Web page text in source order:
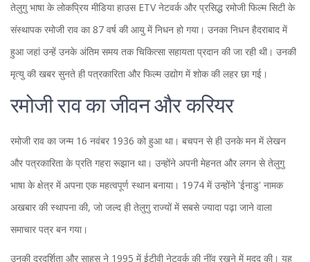
तेलुगु भाषा के लोकप्रिय मीडिया हाउस ETV नेटवर्क और प्रसिद्ध रमोजी फिल्म सिटी के
संस्थापक रमोजी राव का 87 वर्ष की आयु में निधन हो गया। उनका निधन हैदराबाद में
हुआ जहां उन्हें उनके अंतिम समय तक चिकित्सा सहायता प्रदान की जा रही थी। उनकी
मृत्यु की खबर सुनते ही पत्रकारिता और फिल्म उद्योग में शोक की लहर छा गई।
रमोजी राव का जीवन और करियर
रमोजी राव का जन्म 16 नवंबर 1936 को हुआ था। बचपन से ही उनके मन में लेखन
और पत्रकारिता के प्रति गहरा रूझान था। उन्होंने अपनी मेहनत और लगन से तेलुगु
भाषा के क्षेत्र में अपना एक महत्वपूर्ण स्थान बनाया। 1974 में उन्होंने 'ईनाडु' नामक
अखबार की स्थापना की, जो जल्द ही तेलुगु राज्यों में सबसे ज्यादा पढ़ा जाने वाला
समाचार पत्र बन गया।
उनकी दूरदर्शिता और साहस ने 1995 में ईटीवी नेटवर्क की नींव रखने में मदद की। यह